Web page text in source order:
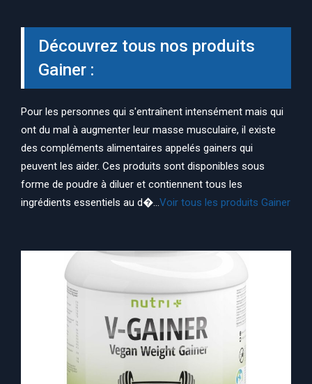
Découvrez tous nos produits
Gainer :
Pour les personnes qui s'entraînent intensément mais qui
ont du mal à augmenter leur masse musculaire, il existe
des compléments alimentaires appelés gainers qui
peuvent les aider. Ces produits sont disponibles sous
forme de poudre à diluer et contiennent tous les
ingrédients essentiels au d�...Voir tous les produits Gainer